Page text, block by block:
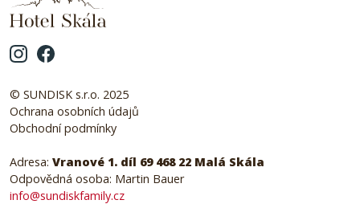
© SUNDISK s.r.o. 2025
Ochrana osobních údajů
Obchodní podmínky
Adresa: Vranové 1. díl 69 468 22 Malá Skála
Odpovědná osoba: Martin Bauer
info@sundiskfamily.cz